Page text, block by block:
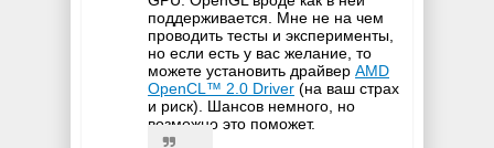
поддерживается. Мне не на чем
проводить тесты и эксперименты,
но если есть у вас желание, то
можете установить драйвер AMD
OpenCL™ 2.0 Driver (на ваш страх
и риск). Шансов немного, но
возможно это поможет.